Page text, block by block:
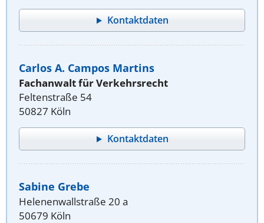
Kontaktdaten
Carlos A. Campos Martins
Fachanwalt für Verkehrsrecht
Feltenstraße 54
50827 Köln
Kontaktdaten
Sabine Grebe
Helenenwallstraße 20 a
50679 Köln